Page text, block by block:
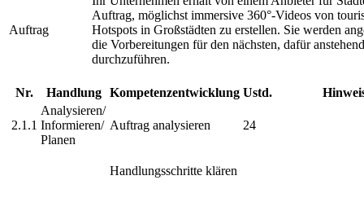
Auftrag
Auftrag, möglichst immersive 360°-Videos von
Hotspots in Großstädten zu erstellen. Sie werden
die Vorbereitungen für den nächsten, dafür
durchzuführen.
Nr. Handlung Kompetenzentwicklung Ustd.
2.1.1
Analysieren/
Informieren/
Planen
Auftrag analysieren 24
Handlungsschritte klären